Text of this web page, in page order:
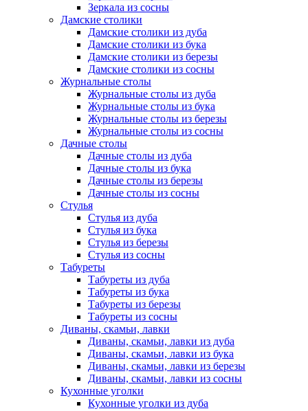
Зеркала из сосны
Дамские столики
Дамские столики из дуба
Дамские столики из бука
Дамские столики из березы
Дамские столики из сосны
Журнальные столы
Журнальные столы из дуба
Журнальные столы из бука
Журнальные столы из березы
Журнальные столы из сосны
Дачные столы
Дачные столы из дуба
Дачные столы из бука
Дачные столы из березы
Дачные столы из сосны
Стулья
Стулья из дуба
Стулья из бука
Стулья из березы
Стулья из сосны
Табуреты
Табуреты из дуба
Табуреты из бука
Табуреты из березы
Табуреты из сосны
Диваны, скамьи, лавки
Диваны, скамьи, лавки из дуба
Диваны, скамьи, лавки из бука
Диваны, скамьи, лавки из березы
Диваны, скамьи, лавки из сосны
Кухонные уголки
Кухонные уголки из дуба